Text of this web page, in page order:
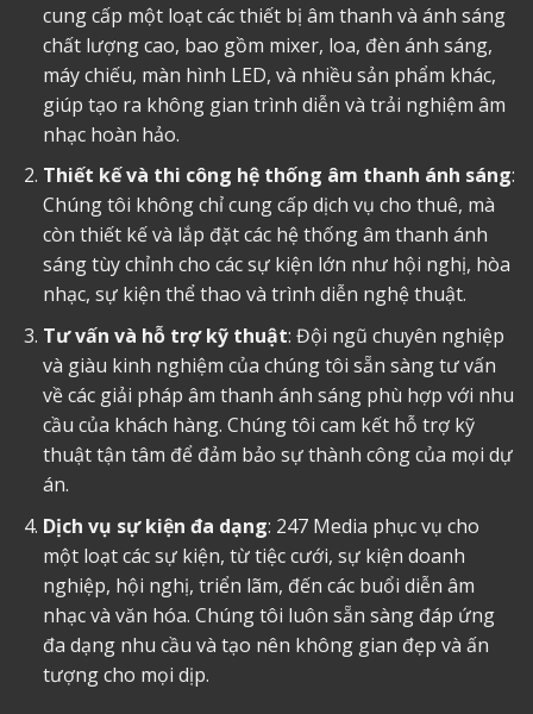
cung cấp một loạt các thiết bị âm thanh và ánh sáng
chất lượng cao, bao gồm mixer, loa, đèn ánh sáng,
máy chiếu, màn hình LED, và nhiều sản phẩm khác,
giúp tạo ra không gian trình diễn và trải nghiệm âm
nhạc hoàn hảo.
Thiết kế và thi công hệ thống âm thanh ánh sáng:
Chúng tôi không chỉ cung cấp dịch vụ cho thuê, mà
còn thiết kế và lắp đặt các hệ thống âm thanh ánh
sáng tùy chỉnh cho các sự kiện lớn như hội nghị, hòa
nhạc, sự kiện thể thao và trình diễn nghệ thuật.
Tư vấn và hỗ trợ kỹ thuật: Đội ngũ chuyên nghiệp
và giàu kinh nghiệm của chúng tôi sẵn sàng tư vấn
về các giải pháp âm thanh ánh sáng phù hợp với nhu
cầu của khách hàng. Chúng tôi cam kết hỗ trợ kỹ
thuật tận tâm để đảm bảo sự thành công của mọi dự
án.
Dịch vụ sự kiện đa dạng: 247 Media phục vụ cho
một loạt các sự kiện, từ tiệc cưới, sự kiện doanh
nghiệp, hội nghị, triển lãm, đến các buổi diễn âm
nhạc và văn hóa. Chúng tôi luôn sẵn sàng đáp ứng
đa dạng nhu cầu và tạo nên không gian đẹp và ấn
tượng cho mọi dịp.